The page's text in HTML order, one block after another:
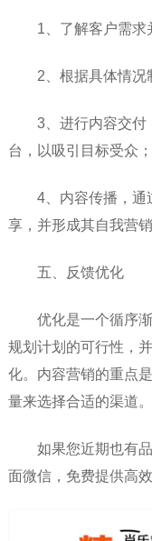
1、了解客户需求
2、根据具体情况
3、进行内容交付
台，以吸引目标受众；
4、内容传播，通
享，并形成其自我营销
五、反馈优化
优化是一个循序
规划计划的可行性，
化。内容营销的重点
量来选择合适的渠道。
如果您近期也有
面微信，免费提供高